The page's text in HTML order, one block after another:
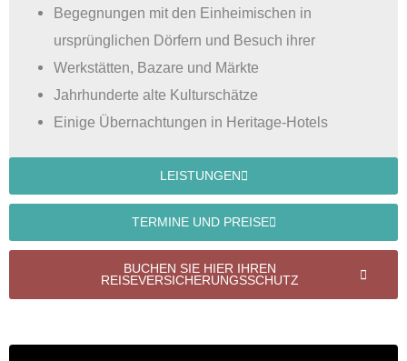
Begegnungen mit den Einheimischen in
ursprünglichen Dörfern und Besuch ihrer
Werkstätten, Bazare und Märkte
Jahrhunderte alte Kulturschätze
Einige Übernachtungen in Heritage-Hotels
LEISTUNGEN
TERMINE UND PREISE
BUCHEN SIE HIER IHREN
REISEVERSICHERUNGSSCHUTZ